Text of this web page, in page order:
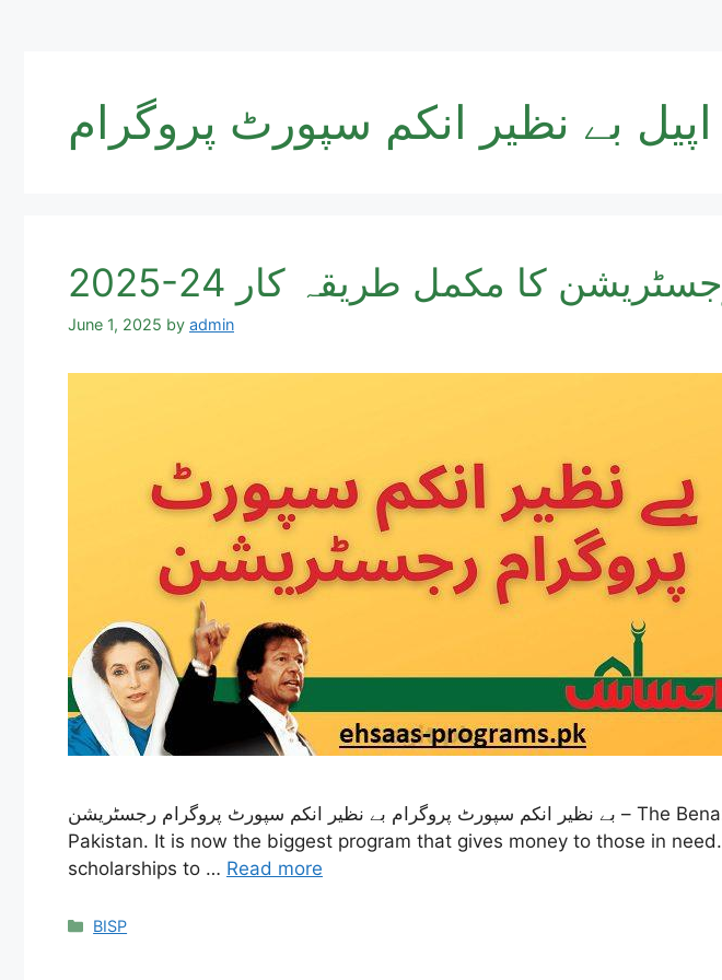
اپیل بے نظیر انکم سپورٹ پروگرام
رجسٹریشن کا مکمل طریقہ کار
June 1, 2025 by admin
بے نظیر انکم سپورٹ پروگرام بے نظیر انکم سپورٹ پروگرام رجسٹریشن – The Benazir Income Support Program (BISP) started in 2008 to help poor people in
Pakistan. It is now the biggest program that gives money to those in
scholarships to … Read more
Categories
BISP